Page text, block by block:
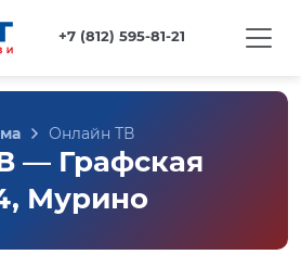
+7 (812) 595-81-21
Онлайн ТВ
— Графская
Мурино